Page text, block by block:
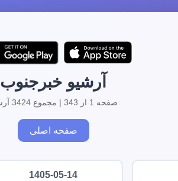
آرشیو خبرجنوب
صفحه 1 از 343 | مجموع 3424 آرشیو
صفحه اصلی
1405-05-14